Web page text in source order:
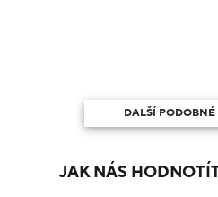
DALŠÍ PODOBNÉ
JAK NÁS